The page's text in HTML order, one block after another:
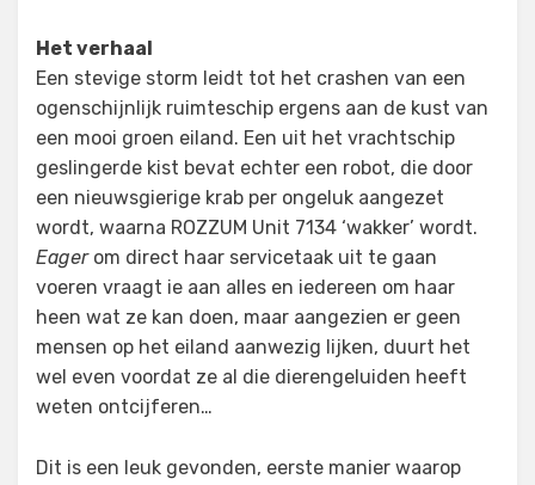
Het verhaal
Een stevige storm leidt tot het crashen van een
ogenschijnlijk ruimteschip ergens aan de kust van
een mooi groen eiland. Een uit het vrachtschip
geslingerde kist bevat echter een robot, die door
een nieuwsgierige krab per ongeluk aangezet
wordt, waarna ROZZUM Unit 7134 ‘wakker’ wordt.
Eagerom direct haar servicetaak uit te gaan
voeren vraagt ie aan alles en iedereen om haar
heen wat ze kan doen, maar aangezien er geen
mensen op het eiland aanwezig lijken, duurt het
wel even voordat ze al die dierengeluiden heeft
weten ontcijferen…
Dit is een leuk gevonden, eerste manier waarop